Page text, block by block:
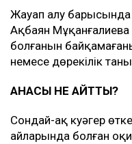
Жауап алу
Ақбаян
болғанын
немесе дөрекілік
АНАСЫ НЕ АЙТТЫ?
Сондай-ақ куәгер
айларында болған